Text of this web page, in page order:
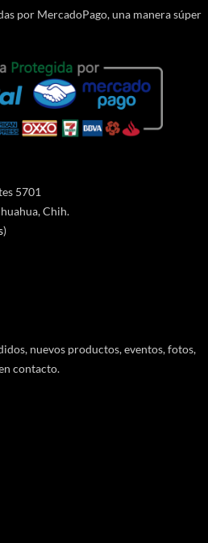
por MercadoPago, una manera súper
5701
Chih.
)
nuevos productos, eventos, fotos,
contacto.